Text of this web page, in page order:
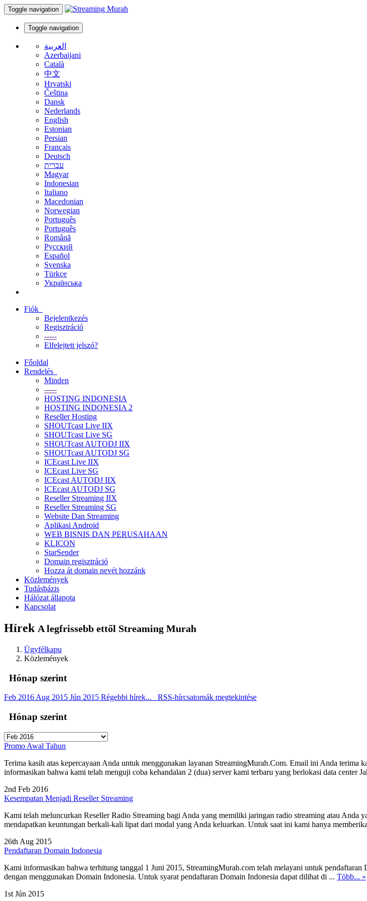
Toggle navigation
Toggle navigation
العربية
Azerbaijani
Català
中文
Hrvatski
Čeština
Dansk
Nederlands
English
Estonian
Persian
Français
Deutsch
עברית
Magyar
Indonesian
Italiano
Macedonian
Norwegian
Português
Português
Română
Русский
Español
Svenska
Türkçe
Українська
Fiók
Bejelentkezés
Regisztráció
-----
Elfelejtett jelszó?
Főoldal
Rendelés
Minden
-----
HOSTING INDONESIA
HOSTING INDONESIA 2
Reseller Hosting
SHOUTcast Live IIX
SHOUTcast Live SG
SHOUTcast AUTODJ IIX
SHOUTcast AUTODJ SG
ICEcast Live IIX
ICEcast Live SG
ICEcast AUTODJ IIX
ICEcast AUTODJ SG
Reseller Streaming IIX
Reseller Streaming SG
Website Dan Streaming
Aplikasi Android
WEB BISNIS DAN PERUSAHAAN
KLICON
StarSender
Domain regisztráció
Hozza át domain nevét hozzánk
Közlemények
Tudásbázis
Hálózat állapota
Kapcsolat
Hírek A legfrissebb ettől Streaming Murah
Ügyfélkapu
Közlemények
Hónap szerint
Feb 2016 Aug 2015 Jún 2015 Régebbi hírek... RSS-hírcsatornák megtekintése
Hónap szerint
Promo Awal Tahun
Terima kasih atas kepercayaan Anda untuk menggunakan layanan StreamingMurah.Com. Email ini Anda
informasikan bahwa kami telah menguji coba kehandalan 2 (dua) server kami terbaru yang berlokasi data center
2nd Feb 2016
Kesempatan Menjadi Reseller Streaming
Kami telah meluncurkan Reseller Radio Streaming bagi Anda yang memiliki jaringan radio streaming atau Anda
mendapatkan keuntungan berkali-kali lipat dari modal yang Anda keluarkan. Untuk saat ini kami hanya
26th Aug 2015
Pendaftaran Domain Indonesia
Kami informasikan bahwa terhitung tanggal 1 Juni 2015, StreamingMurah.com telah melayani untuk
dengan menggunakan Domain Indonesia. Untuk syarat pendaftaran Domain Indonesia dapat dilihat di ... Több... »
1st Jún 2015